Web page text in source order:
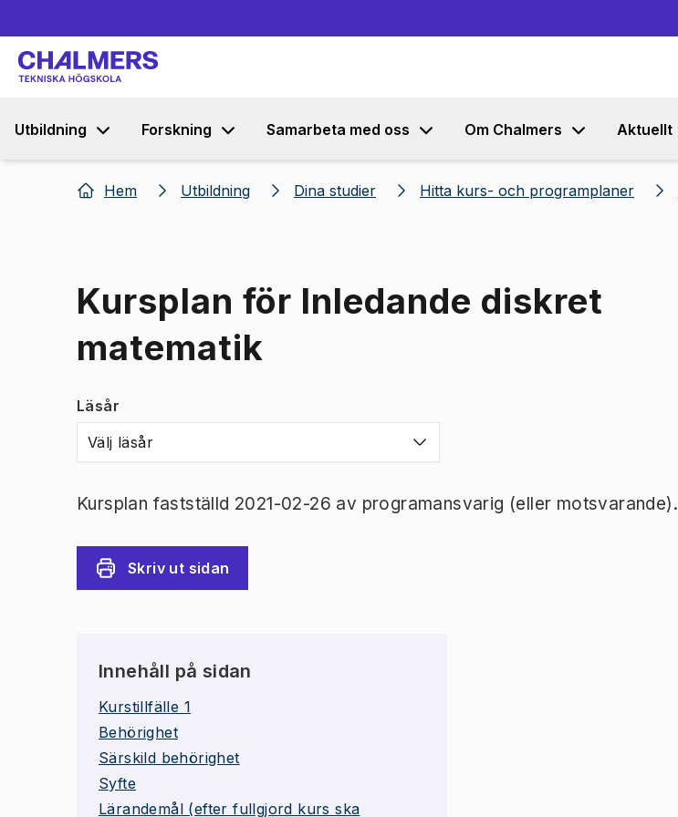
Utbildning Forskning Samarbeta med oss Om Chalmers Aktuellt
Hem Utbildning Dina studier Hitta kurs- och programplaner
Kursplan för Inledande diskret
matematik
Läsår
Välj läsår
Kursplan fastställd 2021-02-26 av programansvarig (eller motsvarande).
Skriv ut sidan
Innehåll på sidan
Kurstillfälle 1
Behörighet
Särskild behörighet
Syfte
Lärandemål (efter fullgjord kurs ska